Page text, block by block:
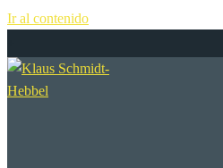
Ir al contenido